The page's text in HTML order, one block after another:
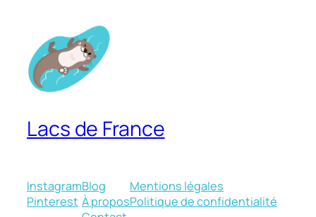
Lacs de France
Instagram
Pinterest
Blog
À propos
Mentions légales
Politique de confidentialité